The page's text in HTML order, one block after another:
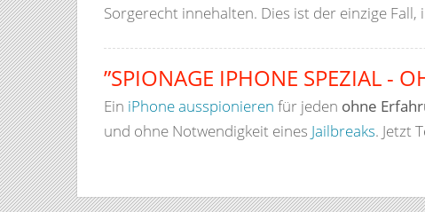
Sorgerecht innehalten. Dies ist der einzige Fall,
”SPIONAGE IPHONE SPEZIAL -
Ein iPhone ausspionieren für jeden ohne
und ohne Notwendigkeit eines Jailbreaks. Jetzt